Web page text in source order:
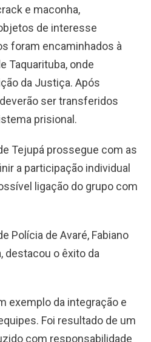
e maconha,
de interesse
foram encaminhados à
Taquarituba, onde
da Justiça. Após
ser transferidos
prisional.
Tejupá prossegue com as
a participação individual
ligação do grupo com
Polícia de Avaré, Fabiano
destacou o êxito da
exemplo da integração e
Foi resultado de um
com responsabilidade